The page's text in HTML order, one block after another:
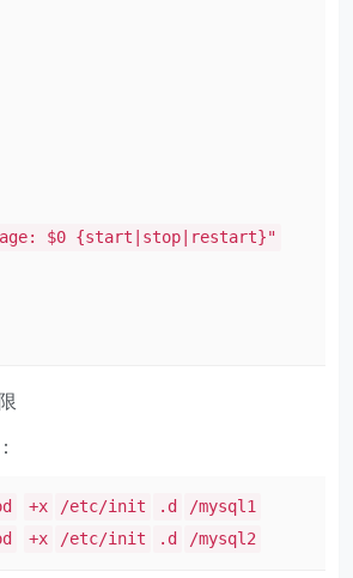
$0 {start|stop|restart}"
+x /etc/init .d
/mysql1
+x /etc/init .d /mysql2